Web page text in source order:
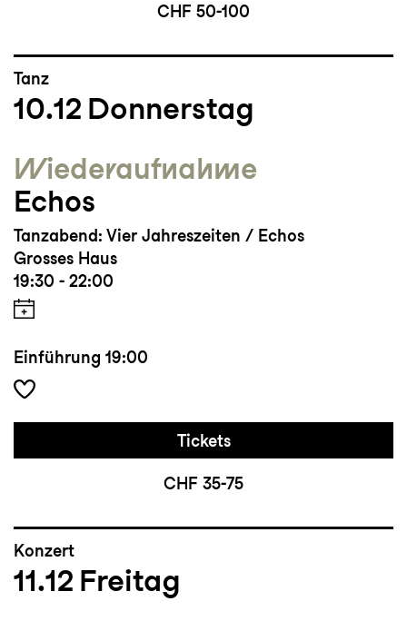
CHF 50-100
Tanz
10.12 Donnerstag
Wieder­aufnahme
Echos
Tanzabend: Vier Jahreszeiten / Echos
Grosses Haus
19:30 - 22:00
Einführung 19:00
Tickets
CHF 35-75
Konzert
11.12 Freitag